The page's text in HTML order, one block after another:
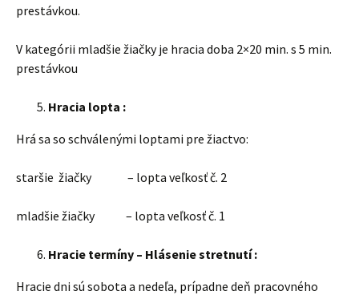
prestávkou.
V kategórii mladšie žiačky je hracia doba 2×20 min. s 5 min.
prestávkou
Hracia lopta :
Hrá sa so schválenými loptami pre žiactvo:
staršie žiačky – lopta veľkosť č. 2
mladšie žiačky – lopta veľkosť č. 1
Hracie termíny – Hlásenie stretnutí :
Hracie dni sú sobota a nedeľa, prípadne deň pracovného